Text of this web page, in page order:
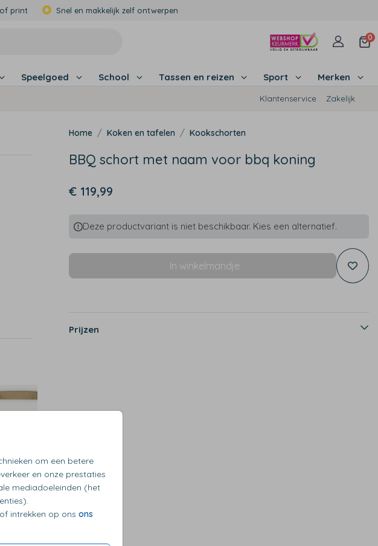
print Snel en makkelijk zelf ontwerpen
0
Speelgoed School Tassen en reizen Sport Merken
Klantenservice Zakelijk
om een betere
en onze prestaties
mediadoeleinden (het
intrekken op ons ons
Koken en tafelen Kookschorten
BBQ schort met naam voor bbq koning
€ 119,99
Deze productvariant is niet beschikbaar. Kies een alternatief.
In winkelmandje
Prijzen